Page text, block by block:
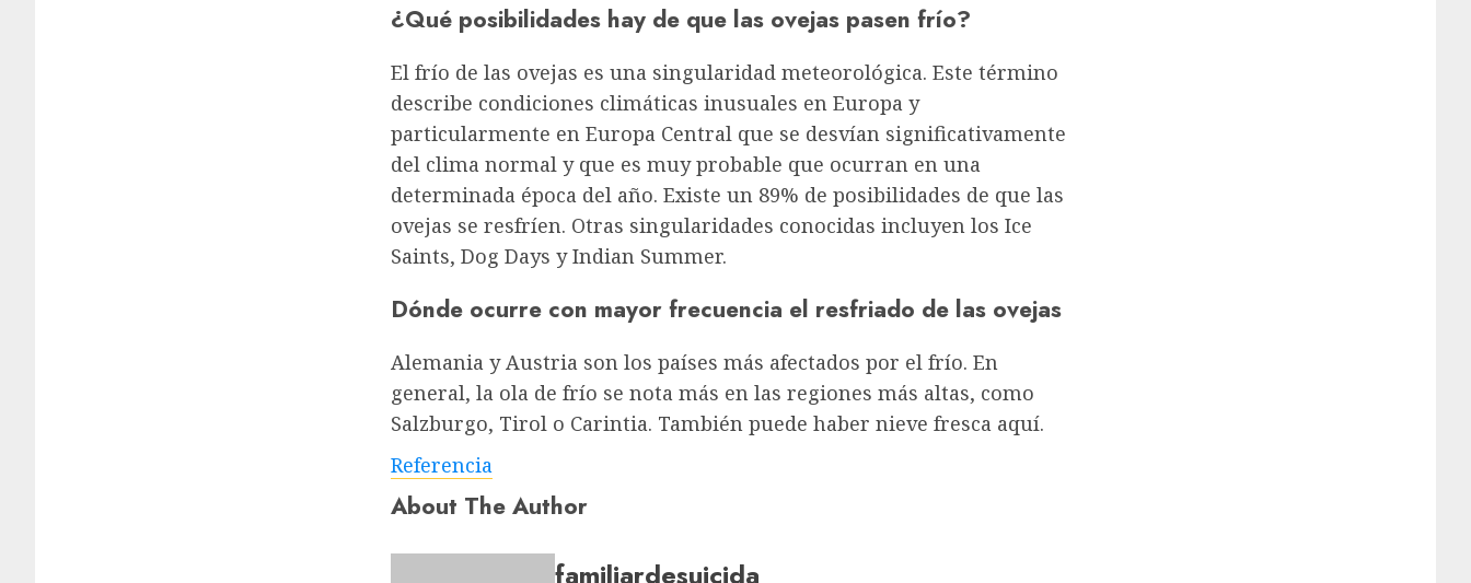
¿Qué posibilidades hay de que las ovejas pasen frío?
El frío de las ovejas es una singularidad meteorológica. Este término
describe condiciones climáticas inusuales en Europa y
particularmente en Europa Central que se desvían significativamente
del clima normal y que es muy probable que ocurran en una
determinada época del año. Existe un 89% de posibilidades de que las
ovejas se resfríen. Otras singularidades conocidas incluyen los Ice
Saints, Dog Days y Indian Summer.
Dónde ocurre con mayor frecuencia el resfriado de las ovejas
Alemania y Austria son los países más afectados por el frío. En
general, la ola de frío se nota más en las regiones más altas, como
Salzburgo, Tirol o Carintia. También puede haber nieve fresca aquí.
Referencia
About The Author
familiardesuicida